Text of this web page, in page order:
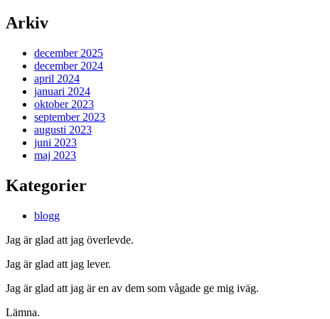
Arkiv
december 2025
december 2024
april 2024
januari 2024
oktober 2023
september 2023
augusti 2023
juni 2023
maj 2023
Kategorier
blogg
Jag är glad att jag överlevde.
Jag är glad att jag lever.
Jag är glad att jag är en av dem som vågade ge mig iväg.
Lämna.